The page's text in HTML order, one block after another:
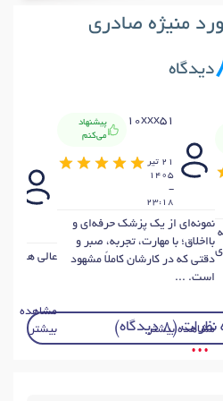
منیژه صادری
دیدگاه
10xxx51
پیشنهاد
می‌کنم
21 تير
1405
-
23:18
نمونه‌ای از یک پزشک حرفه‌ای و
بااخلاق؛ با مهارت، تجربه، صبر و
دقتی که در کارشان کاملاً مشهود
است. ...
مشاهده بیشتر
عالی هستن
مشاهده
بیشتر
(8 دیدگاه)
• • •